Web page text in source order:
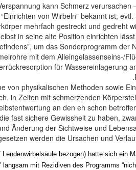
kann Schmerz
von Wirbeln” bekannt ist,
mehrfach gestreckt und gedreht
in seine alte Position einrichten
um das Sonderprogramm
mit dem Alleingelassenseins-/
für Wassereinlagerung
in Zeiten mit schmerzenden
an den eh schon
fast sichere Gewissheit zu haben,
Änderung der Sichtweise und
werden die Ursachen und
bezogen) hatte sich
mit Rezidiven des Programms